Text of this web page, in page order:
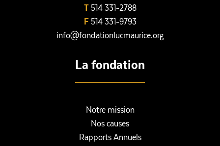
T514 331-2788
F514 331-9793
info@fondationlucmaurice.org
La fondation
Notre mission
Nos causes
Rapports Annuels